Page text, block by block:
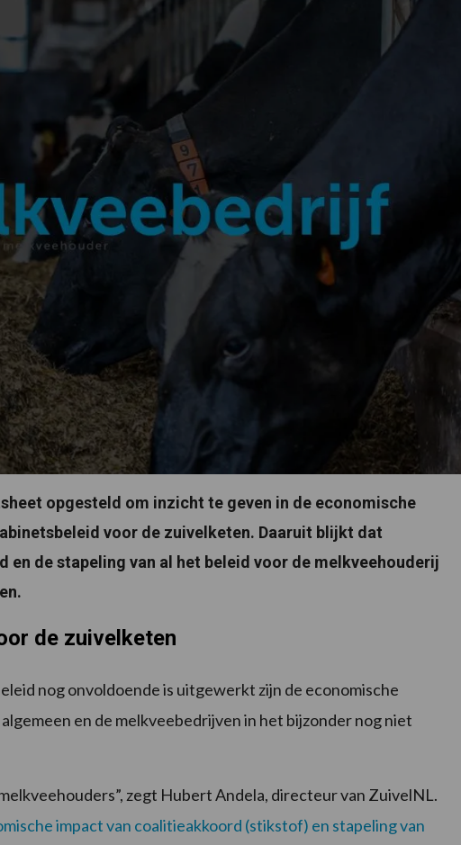
opgesteld om inzicht te geven in de economische
voor de zuivelketen. Daaruit blijkt dat
de stapeling van al het beleid voor de melkveehouderij
de zuivelketen
nog onvoldoende is uitgewerkt zijn de economische
en de melkveebedrijven in het bijzonder nog niet
zegt Hubert Andela, directeur van ZuivelNL.
impact van coalitieakkoord (stikstof) en stapeling van